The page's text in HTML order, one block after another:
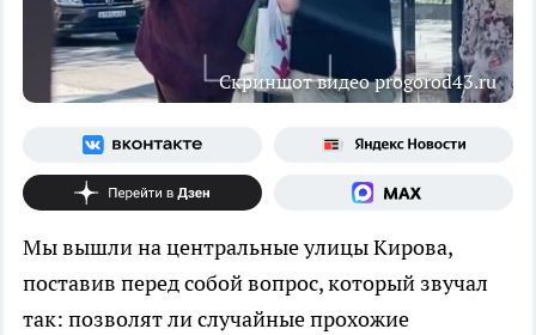
Скриншот видео progorod43.ru
Мы вышли на центральные улицы Кирова,
поставив перед собой вопрос, который звучал
так: позволят ли случайные прохожие